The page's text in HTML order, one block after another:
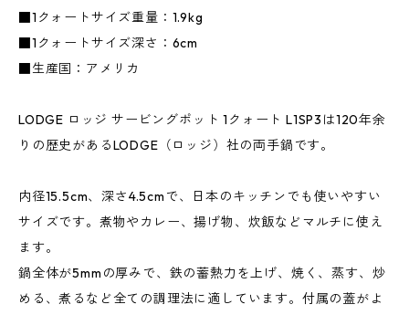
■1クォートサイズ重量：1.9kg
■1クォートサイズ深さ：6cm
■生産国：アメリカ
LODGE ロッジ サービングポット 1クォート L1SP3は120年余
りの歴史があるLODGE（ロッジ）社の両手鍋です。
内径15.5cm、深さ4.5cmで、日本のキッチンでも使いやすい
サイズです。煮物やカレー、揚げ物、炊飯などマルチに使え
ます。
鍋全体が5mmの厚みで、鉄の蓄熱力を上げ、焼く、蒸す、炒
める、煮るなど全ての調理法に適しています。付属の蓋がよ